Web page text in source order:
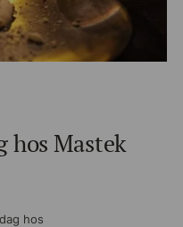
hos Mastek
hos